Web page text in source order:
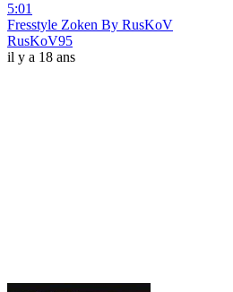
5:01
Fresstyle Zoken By RusKoV
RusKoV95
il y a 18 ans